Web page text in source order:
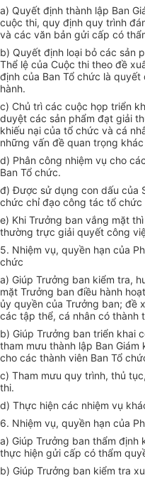
a) Quyết định thành lập Ban
cuộc thi, quy định quy trình
và các văn bản gửi cấp có
b) Quyết định loại bỏ các sản
Thể lệ của Cuộc thi theo đề
định của Ban Tổ chức là
hành.
c) Chủ trì các cuộc họp triển
duyệt các sản phẩm đạt giải
khiếu nại của tổ chức và cá
những vấn đề quan trọng
d) Phân công nhiệm vụ cho
Ban Tổ chức.
đ)Được sử dụng con dấu của
chức chỉ đạo công tác tổ chức
e) Khi Trưởng ban vắng mặt
thường trực giải quyết công
5. Nhiệm vụ, quyền hạn của
chức
a) Giúp Trưởng ban kiểm tra,
mặt Trưởng ban điều hành
ủy quyền của Trưởng ban; đề
các tập thể, cá nhân có thành
b) Giúp Trưởng ban triển khai
tham mưu thành lập Ban
cho các thành viên Ban Tổ
c) Tham mưu quy trình, thủ
thi.
d) Thực hiện các nhiệm vụ
6. Nhiệm vụ, quyền hạn của
a) Giúp Trưởng ban thẩm định
thực hiện gửi cấp có thẩm
b) Giúp Trưởng ban kiểm tra